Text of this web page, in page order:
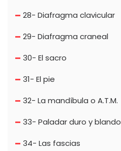
28- Diafragma clavicular
29- Diafragma craneal
30- El sacro
31- El pie
32- La mandíbula o A.T.M.
33- Paladar duro y blando
34- Las fascias